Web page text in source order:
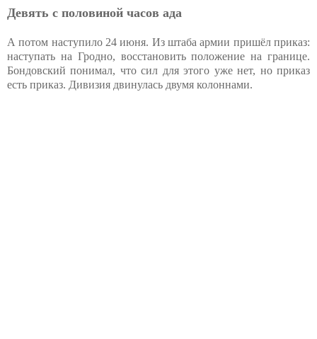
Девять с половиной часов ада
А потом наступило 24 июня. Из штаба армии пришёл приказ:
наступать на Гродно, восстановить положение на границе.
Бондовский понимал, что сил для этого уже нет, но приказ
есть приказ. Дивизия двинулась двумя колоннами.